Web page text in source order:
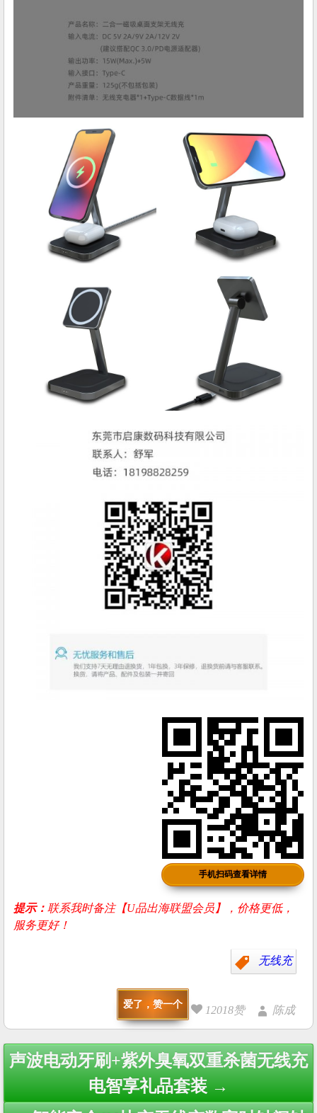
手机扫码查看详情
提示：联系我时备注【U品出海联盟会员】，价格更低，
服务更好！
无线充
爱了，赞一个 12018赞 陈成
Post
navigation
声波电动牙刷+紫外臭氧双重杀菌无线充
电智享礼品套装 →